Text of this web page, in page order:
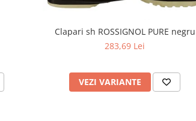
Clapari sh ROSSIGNOL PURE negru
283,69 Lei
VEZI VARIANTE